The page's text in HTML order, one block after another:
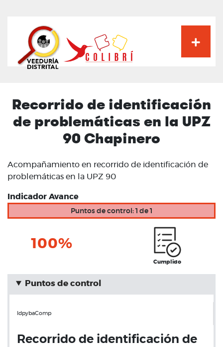
principal
Recorrido de identificación
de problemáticas en la UPZ
90 Chapinero
Acompañamiento en recorrido de identificación de
problemáticas en la UPZ 90
Indicador Avance
Puntos de control: 1 de 1
100%
Cumplido
Puntos de control
IdpybaComp
Recorrido de identificación de